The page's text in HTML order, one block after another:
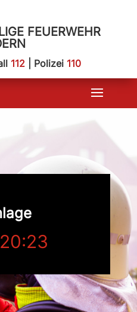
FEUERWEHR
112| Polizei 110